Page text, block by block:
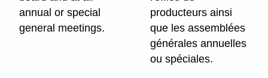
annual or special
general meetings.
producteurs ainsi
que les assemblées
générales annuelles
ou spéciales.